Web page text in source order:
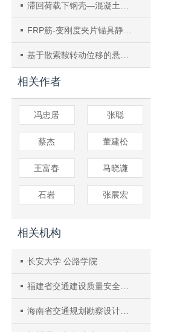
滞回荷载下钢壳—混凝土组合索塔截面形式研究
FRP筋-变刚度夹片锚具静力性能研究
基于散索鞍转动位移的悬索桥主缆力长期监测
相关作者
冯忠居 张聪
蔡杰 董建松
王富春 马晓谦
石岩 张展宏
相关机构
长安大学 公路学院
福建省交通建设质量安全中心
海南省交通规划勘察设计研究院